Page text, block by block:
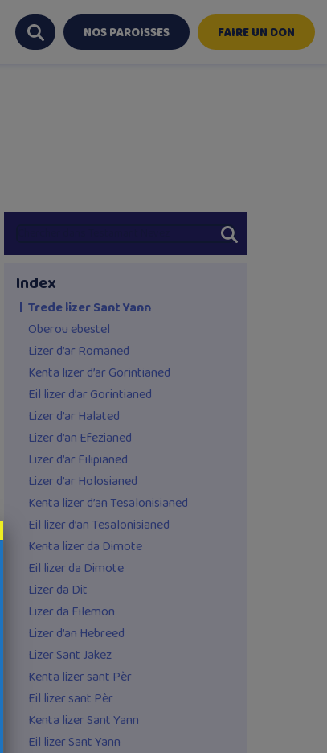
NOS PAROISSES FAIRE UN DON
Index
Trede lizer Sant Yann
Oberou ebestel
Lizer d’ar Romaned
Kenta lizer d’ar Gorintianed
Eil lizer d’ar Gorintianed
Lizer d’ar Halated
Lizer d’an Efezianed
Lizer d’ar Filipianed
Lizer d’ar Holosianed
Kenta lizer d’an Tesalonisianed
Eil lizer d’an Tesalonisianed
Kenta lizer da Dimote
Eil lizer da Dimote
Lizer da Dit
Lizer da Filemon
Lizer d’an Hebreed
Lizer Sant Jakez
Kenta lizer sant Pèr
Eil lizer sant Pèr
Kenta lizer Sant Yann
Eil lizer Sant Yann